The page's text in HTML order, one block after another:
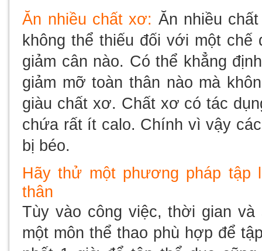
Ăn nhiều chất xơ: Ăn nhiều
không thể thiếu đối với một
giảm cân nào. Có thể khẳng
giảm mỡ toàn thân nào mà
giàu chất xơ. Chất xơ có tác
chứa rất ít calo. Chính vì vậy
bị béo.
Hãy thử một phương pháp tập
thân
Tùy vào công việc, thời gian
một môn thể thao phù hợp để